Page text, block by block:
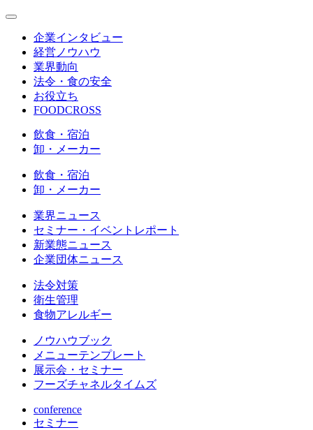
企業インタビュー
経営ノウハウ
業界動向
法令・食の安全
お役立ち
FOODCROSS
飲食・宿泊
卸・メーカー
飲食・宿泊
卸・メーカー
業界ニュース
セミナー・イベントレポート
新業態ニュース
企業団体ニュース
法令対策
衛生管理
食物アレルギー
ノウハウブック
メニューテンプレート
展示会・セミナー
フーズチャネルタイムズ
conference
セミナー